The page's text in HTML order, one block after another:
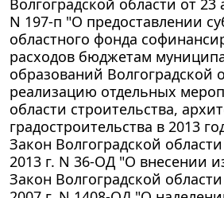
N 197-п "О предоставлении
областного фонда
расходов бюджетам
образований Волгоградской
реализацию отдельных
области строительства,
градостроительства в 2013
Закон Волгоградской
2013 г. N 36-ОД "О внесении
Закон Волгоградской